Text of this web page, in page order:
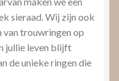
sieraad. Wij zijn ook
van trouwringen op
jullie leven blijft
de unieke ringen die